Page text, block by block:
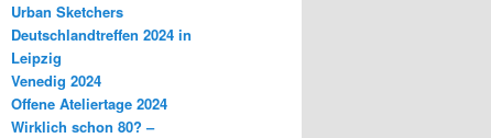
Urban Sketchers
Deutschlandtreffen 2024 in
Leipzig
Venedig 2024
Offene Ateliertage 2024
Wirklich schon 80? –